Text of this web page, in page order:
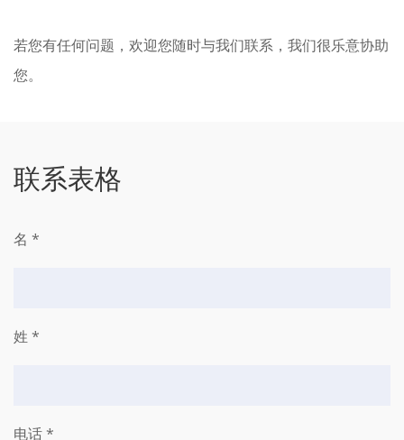
若您有任何问题，欢迎您随时与我们联系，我们很乐意协助
您。
联系表格
名 *
姓 *
电话 *